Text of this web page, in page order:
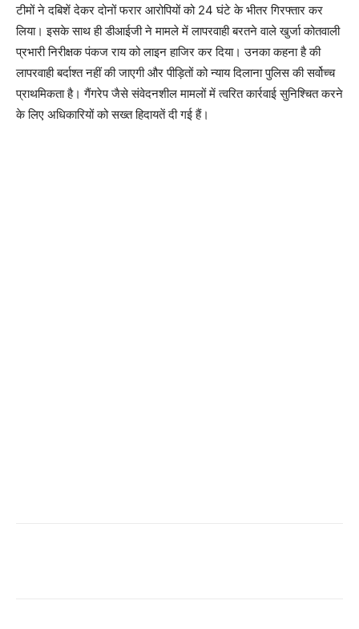
टीमों ने दबिशें देकर दोनों फरार आरोपियों को 24 घंटे के भीतर गिरफ्तार कर
लिया। इसके साथ ही डीआईजी ने मामले में लापरवाही बरतने वाले खुर्जा कोतवाली
प्रभारी निरीक्षक पंकज राय को लाइन हाजिर कर दिया। उनका कहना है की
लापरवाही बर्दाश्त नहीं की जाएगी और पीड़ितों को न्याय दिलाना पुलिस की सर्वोच्च
प्राथमिकता है। गैंगरेप जैसे संवेदनशील मामलों में त्वरित कार्रवाई सुनिश्चित करने
के लिए अधिकारियों को सख्त हिदायतें दी गई हैं।